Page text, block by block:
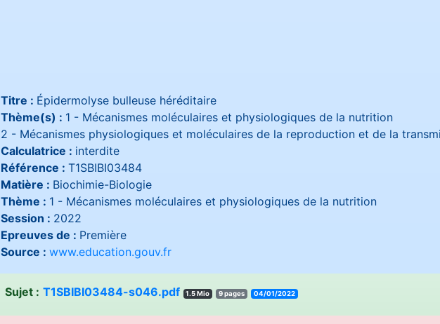
Titre : Épidermolyse bulleuse héréditaire
Thème(s) : 1 - Mécanismes moléculaires et physiologiques de la nutrition
2 - Mécanismes physiologiques et moléculaires de la reproduction et de la
Calculatrice : interdite
Référence : T1SBIBI03484
Matière : Biochimie-Biologie
Thème : 1 - Mécanismes moléculaires et physiologiques de la nutrition
Session : 2022
Epreuves de : Première
Source : www.education.gouv.fr
Sujet : T1SBIBI03484-s046.pdf 1.5 Mio 9 pages 04/01/2022